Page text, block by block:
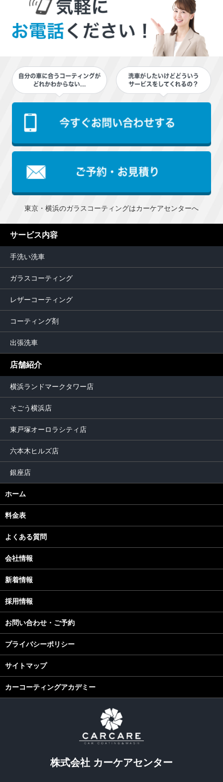
東京・横浜のガラスコーティングはカーケアセンターへ
サービス内容
手洗い洗車
ガラスコーティング
レザーコーティング
コーティング剤
出張洗車
店舗紹介
横浜ランドマークタワー店
そごう横浜店
東戸塚オーロラシティ店
六本木ヒルズ店
銀座店
ホーム
料金表
よくある質問
会社情報
新着情報
採用情報
お問い合わせ・ご予約
プライバシーポリシー
サイトマップ
カーコーティングアカデミー
株式会社 カーケアセンター